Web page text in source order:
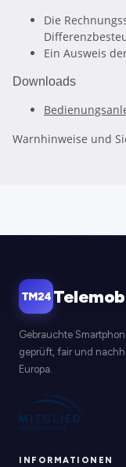
Die
Ein Ausweis
Downloads
Warnhinweise und
TM24
Gebrauchte
geprüft, fair und
Europa.
INFORMATIONEN